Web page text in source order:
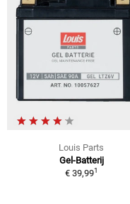
Louis Parts
Gel-Batterij
€ 39,991